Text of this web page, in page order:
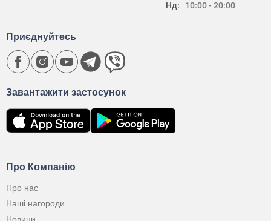
Нд:
10:00 - 20:00
Про Компанію
Про нас
Наші нагороди
Завантажити застосунок
Приєднуйтесь